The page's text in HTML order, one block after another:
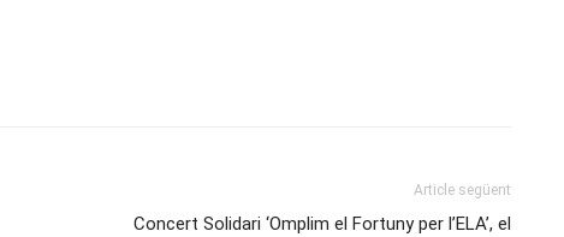
Article següent
Concert Solidari ‘Omplim el Fortuny per l’ELA’, el